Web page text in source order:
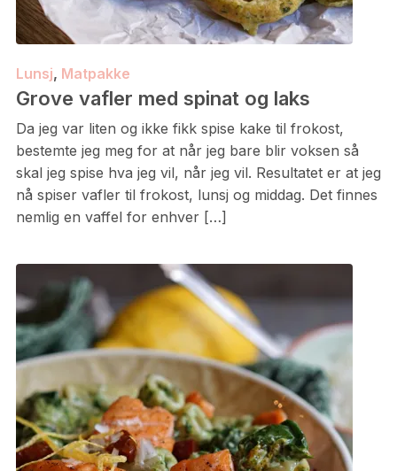
Lunsj, Matpakke
Grove vafler med spinat og laks
Da jeg var liten og ikke fikk spise kake til frokost,
bestemte jeg meg for at når jeg bare blir voksen så
skal jeg spise hva jeg vil, når jeg vil. Resultatet er at jeg
nå spiser vafler til frokost, lunsj og middag. Det finnes
nemlig en vaffel for enhver […]